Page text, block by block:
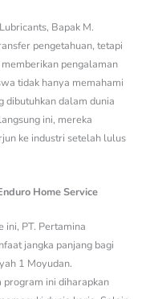
Bapak M.
pengetahuan, tetapi
pengalaman
tidak hanya memahami
dibutuhkan dalam dunia
ini, mereka
ke industri setelah lulus
Home Service
ini, PT. Pertamina
jangka panjang bagi
1 Moyudan.
ini diharapkan